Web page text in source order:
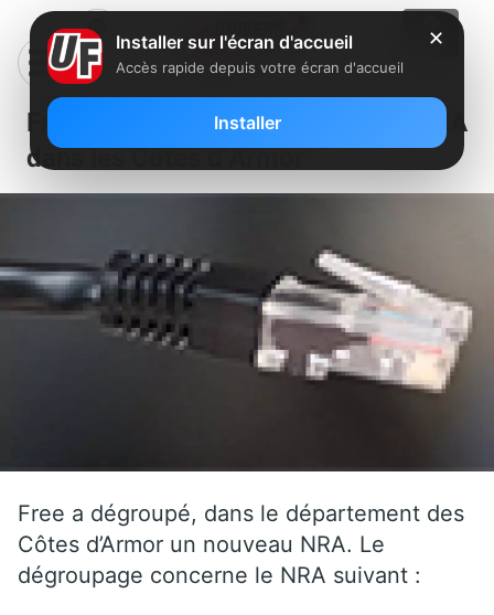
Free a dégroupé un nouveau NRA
dans les Côtes d’Armor
Free a dégroupé, dans le département des
Côtes d’Armor un nouveau NRA. Le
dégroupage concerne le NRA suivant :
✕
Installer sur l'écran d'accueil
Accès rapide depuis votre écran d'accueil
Installer